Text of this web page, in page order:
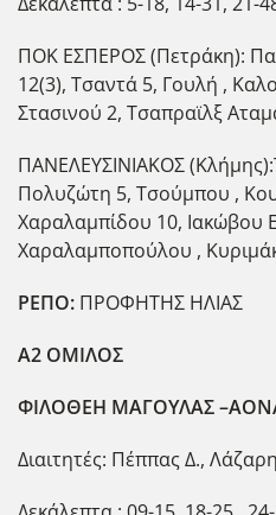
ΠΟΚ ΕΣΠΕΡΟΣ (Πετράκη):
12(3), Τσαντά 5, Γουλή ,
Στασινού 2, Τσαπραϊλξ
ΠΑΝΕΛΕΥΣΙΝΙΑΚΟΣ
Πολυζώτη 5, Τσούμπου ,
Χαραλαμπίδου 10, Ιακώβου
Χαραλαμποπούλου ,
ΡΕΠΟ: ΠΡΟΦΗΤΗΣ ΗΛΙΑΣ
Α2 ΟΜΙΛΟΣ
ΦΙΛΟΘΕΗ ΜΑΓΟΥΛΑΣ
Διαιτητές: Πέππας Δ.,